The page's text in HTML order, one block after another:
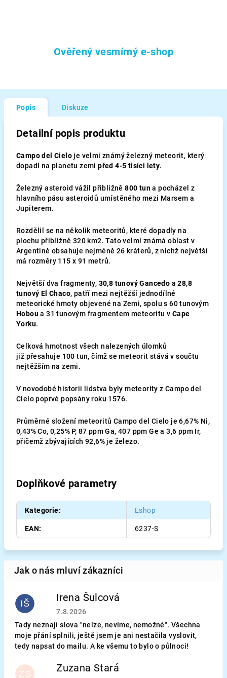
Ověřený vesmírný e-shop
Popis Diskuze
Detailní popis produktu
Campo del Cielo je velmi známý železný meteorit, který
dopadl na planetu zemipřed 4-5 tisíci lety.
Železný asteroid vážil přibližně800 tuna pocházel z
hlavního pásu asteroidů umístěného mezi Marsem a
Jupiterem.
Rozdělil se na několik meteoritů, které dopadly na
plochu přibližně 320 km2. Tato velmi známá oblast v
Argentině obsahuje nejméně 26 kráterů, z nichž největší
má rozměry 115 x 91 metrů.
Největší dva fragmenty, 30,8 tunový Gancedo a28,8
tunový El Chaco, patří mezi nejtěžší jednodílné
meteorické hmoty objevené na Zemi, spolu s 60 tunovým
Hoboua 31 tunovým fragmentem meteoritu v Cape
Yorku.
Celková hmotnost všech nalezených úlomků
již přesahuje 100 tun, čímž se meteorit stává v součtu
nejtěžším na zemi.
V novodobé historii lidstva byly meteority z Campo del
Cielo poprvé popsány roku 1576.
Průměrné složení meteoritů Campo del Cielo je 6,67% Ni,
0,43% Co, 0,25% P, 87 ppm Ga, 407 ppm Ge a 3,6 ppm Ir,
přičemž zbývajících 92,6% je železo.
Doplňkové parametry
Kategorie: Eshop
EAN: 6237-S
IŠ Irena Šulcová
Hodnocení obchodu je 5 z 5 hvězdiček.
7.8.2026
Tady neznají slova "nelze, nevíme, nemožné". Všechna
moje přání splnili, ještě jsem je ani nestačila vyslovit,
tedy napsat do mailu. A ke všemu to bylo o půlnoci!
ZS Zuzana Stará